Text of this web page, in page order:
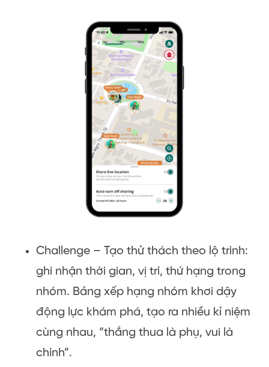
Challenge – Tạo thử thách theo lộ trình:
ghi nhận thời gian, vị trí, thứ hạng trong
nhóm. Bảng xếp hạng nhóm khơi dậy
động lực khám phá, tạo ra nhiều kỉ niệm
cùng nhau, “thắng thua là phụ, vui là
chính”.